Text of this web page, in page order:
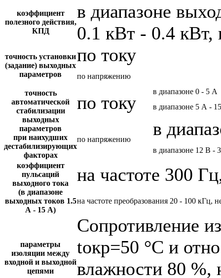
коэффициент
полезного действия,
КПД
в диапазоне
0.1 кВт - 0.4 кВт,
точность установки
(задание) выходных
параметров
по току
по напряжению
точность
автоматической
стабилизации
выходных
параметров
при наихудших
дестабилизирующих
факторах
по току
в диапазоне 0 - 5 А
в диапазоне 5 А -
по напряжению
в
в диапазоне 12 В -
коэффициент
пульсаций
выходного тока
(в диапазоне
выходных токов 1.5
А - 15 А)
на частоте 300
на частоте преобразования 20 - 100 кГц,
параметры
изоляции между
входной и выходной
цепями
Сопротивление
tокр=50 °С и
влажности 80 %,